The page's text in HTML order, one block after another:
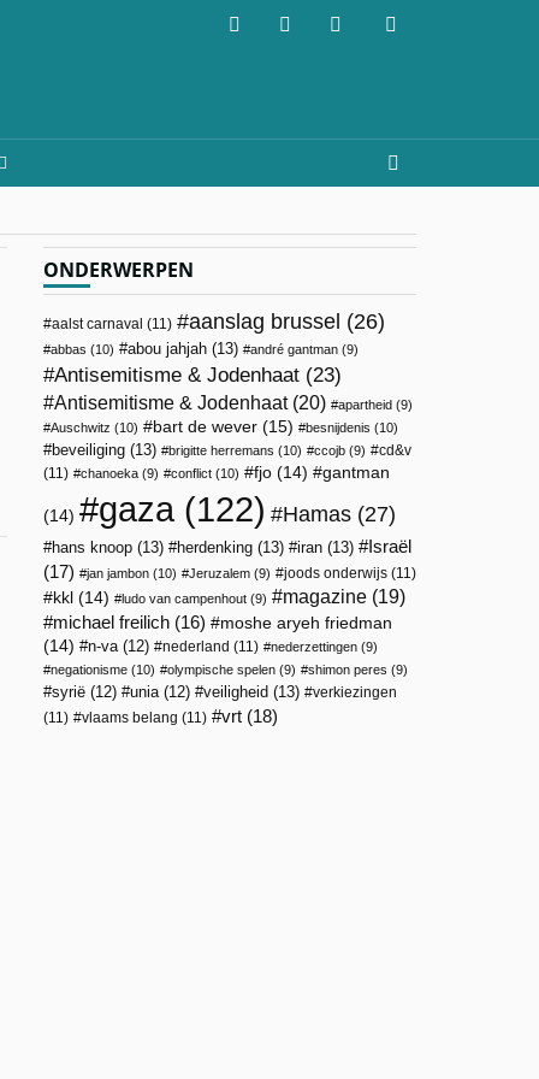
ONDERWERPEN
aalst carnaval (11) aanslag brussel (26)
abbas (10) abou jahjah (13) andré gantman (9)
Antisemitisme & Jodenhaat (23)
Antisemitisme & Jodenhaat(20) apartheid (9)
Auschwitz (10) bart de wever (15) besnijdenis (10)
beveiliging (13) brigitte herremans (10) ccojb (9)
cd&v
(11)
chanoeka (9) conflict (10) fjo (14) gantman
(14) gaza(122) Hamas (27)
hans knoop (13) herdenking (13) iran (13)
Israël
(17)
jan jambon (10) Jeruzalem (9) joods onderwijs (11)
kkl (14) ludo van campenhout (9) magazine (19)
michael freilich (16)
moshe aryeh friedman
(14)
n-va(12) nederland (11) nederzettingen (9)
negationisme (10) olympische spelen (9) shimon peres (9)
syrië (12) unia(12) veiligheid (13)
verkiezingen
(11)
vlaams belang (11) vrt (18)